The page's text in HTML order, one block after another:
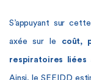
S’appuyant sur
axée sur le coût,
respiratoires
Ainsi, le SEEIDD